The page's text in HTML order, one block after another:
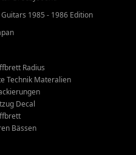
1985 - 1986 Edition
Radius
Technik Materalien
Decal
Bässen